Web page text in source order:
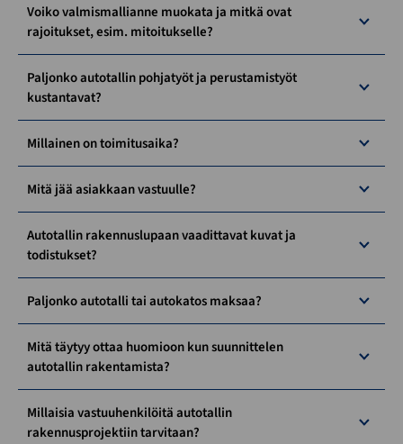
Voiko valmismallianne muokata ja mitkä ovat
rajoitukset, esim. mitoitukselle?
Paljonko autotallin pohjatyöt ja perustamistyöt
kustantavat?
Millainen on toimitusaika?
Mitä jää asiakkaan vastuulle?
Autotallin rakennuslupaan vaadittavat kuvat ja
todistukset?
Paljonko autotalli tai autokatos maksaa?
Mitä täytyy ottaa huomioon kun suunnittelen
autotallin rakentamista?
Millaisia vastuuhenkilöitä autotallin
rakennusprojektiin tarvitaan?